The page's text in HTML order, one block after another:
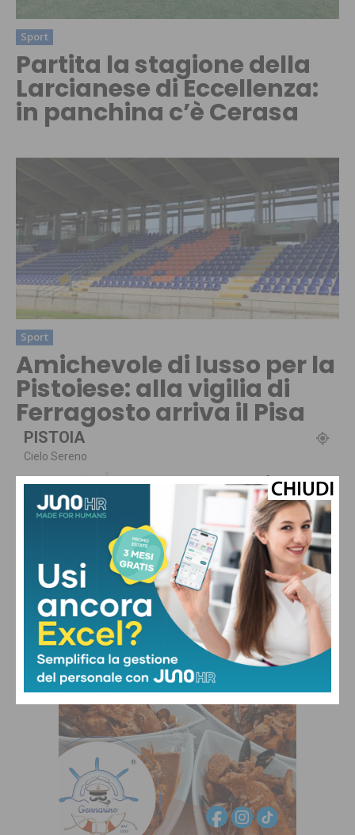
Sport
Partita la stagione della
Larcianese di Eccellenza:
in panchina c’è Cerasa
Sport
Amichevole di lusso per la
Pistoiese: alla vigilia di
Ferragosto arriva il Pisa
PISTOIA
Cielo Sereno
°C °
19°
62 % 1.8kmh 0 %
GIO
31° 32°
SAB
33°
DOM
34°
LUN
30°